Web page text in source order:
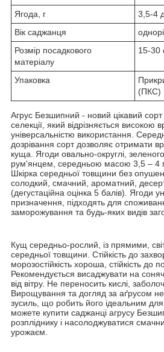
Ягода, г
3,5-4
Вік саджанця
Розмір посадкового
матеріалу
15-30
Упаковка
(ПКС)
Агрус Безшипний - новий цікавий сорт
селекції, який відрізняється високою
універсальністю використання.
дозрівання сорт дозволяє отримати
куща. Ягоди овально-округлі,
рум'янцем, середньою масою 3,5 – 4
Шкірка середньої товщини без
солодкий, смачний, ароматний,
(дегустаційна оцінка 5 балів). Ягоди
призначення, підходять для
заморожування та будь-яких видів
Кущ середньо-рослий, із прямими,
середньої товщини. Стійкість до
морозостійкість хороша, стійкість до
Рекомендується висаджувати на
від вітру. Не переносить кислі,
Вирощування та догляд за аґрусом
зусиль, що робить його ідеальним
можете купити саджанці агрусу
розпліднику і насолоджуватися
урожаєм.